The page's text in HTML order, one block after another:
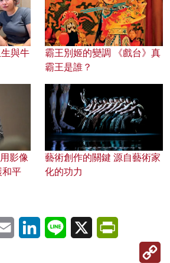
與牛
霸王別姬的變調 《戲台》真
霸王是誰？
影像
平
藝術創作的關鍵 源自藝術家
化的功力
Email LinkedInLine X